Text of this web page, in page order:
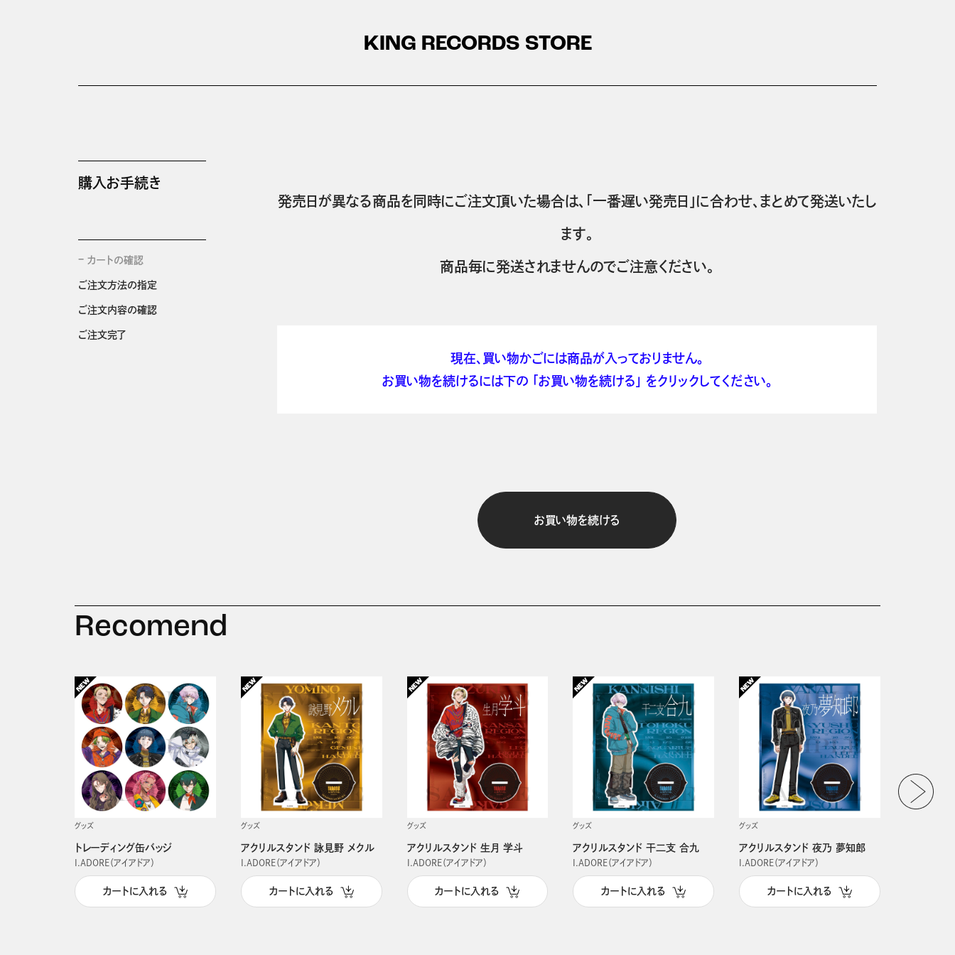
KING RECORDS STORE
購入お手続き
カートの確認
ご注文方法の指定
ご注文内容の確認
ご注文完了
発売日が異なる商品を同時にご注文頂いた場合は、「一番遅い発売日」に合わせ、まとめて発送いたし
ます。
商品毎に発送されませんのでご注意ください。
現在、買い物かごには商品が入っておりません。
お買い物を続けるには下の 「お買い物を続ける」 をクリックしてください。
お買い物を続ける
Recomend
グッズ
トレーディング缶バッジ
I.ADORE（アイアドア）
カートに入れる
グッズ
アクリルスタンド 詠見野 メクル
I.ADORE（アイアドア）
カートに入れる
グッズ
アクリルスタンド 生月 学斗
I.ADORE（アイアドア）
カートに入れる
グッズ
アクリルスタンド 干二支 合九
I.ADORE（アイアドア）
カートに入れる
グッズ
アクリルスタンド 夜乃 夢知郎
I.ADORE（アイアドア）
カートに入れる